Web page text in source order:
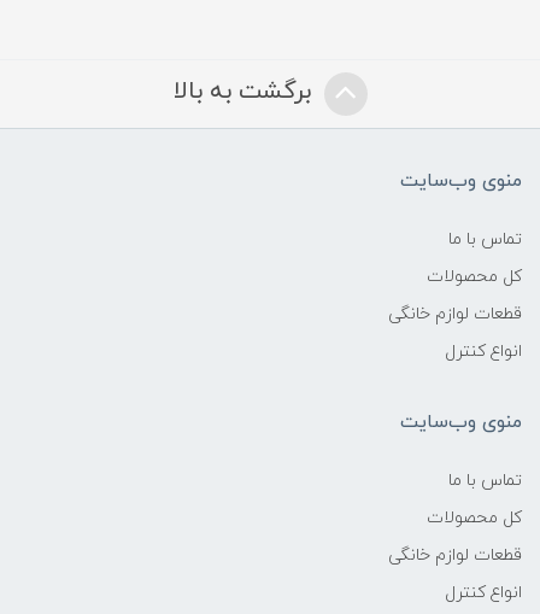
برگشت به بالا
منوی وب‌سایت
تماس با ما
کل محصولات
قطعات لوازم خانگی
انواع کنترل
منوی وب‌سایت
تماس با ما
کل محصولات
قطعات لوازم خانگی
انواع کنترل